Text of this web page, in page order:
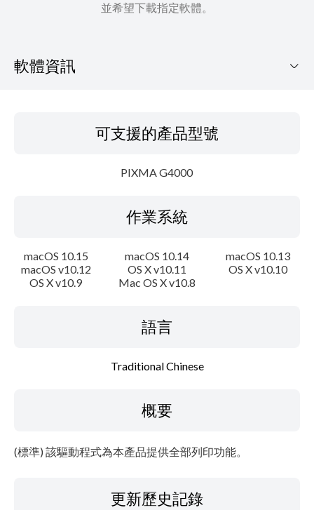
並希望下載指定軟體。
軟體資訊
更新歷史記錄
系統要求
可支援的產品型號
PIXMA G4000
作業系統
macOS 10.15 macOS 10.14
macOS 10.13
macOS v10.12
OS X v10.11
OS X v10.10
OS X v10.9
Mac OS X v10.8
語言
Traditional Chinese
概要
(標準) 該驅動程式為本產品提供全部列印功能。
更新歷史記錄